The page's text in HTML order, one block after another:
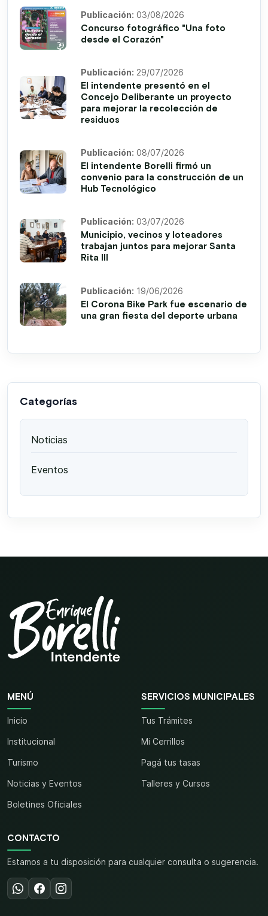
Publicación: 03/08/2026
Concurso fotográfico "Una foto
desde el Corazón"
Publicación: 29/07/2026
El intendente presentó en el
Concejo Deliberante un proyecto
para mejorar la recolección de
residuos
Publicación: 08/07/2026
El intendente Borelli firmó un
convenio para la construcción de un
Hub Tecnológico
Publicación: 03/07/2026
Municipio, vecinos y loteadores
trabajan juntos para mejorar Santa
Rita III
Publicación: 19/06/2026
El Corona Bike Park fue escenario de
una gran fiesta del deporte urbana
Categorías
Noticias
Eventos
MENÚ
Inicio
Institucional
Turismo
Noticias y Eventos
Boletines Oficiales
SERVICIOS MUNICIPALES
Tus Trámites
Mi Cerrillos
Pagá tus tasas
Talleres y Cursos
CONTACTO
Estamos a tu disposición para cualquier consulta o sugerencia.